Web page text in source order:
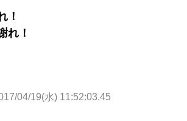
！
れ！
04/19(水) 11:52:03.45